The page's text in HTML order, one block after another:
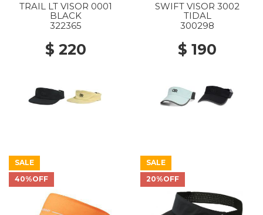
TRAIL LT VISOR 0001
BLACK
322365
$ 220
SWIFT VISOR 3002
TIDAL
300298
$ 190
SALE
40%OFF
SALE
20%OFF